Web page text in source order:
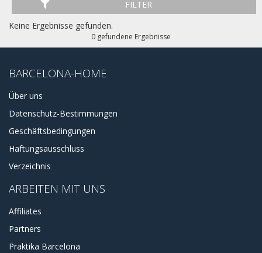
FILTER
Keine Ergebnisse gefunden.
0 gefundene Ergebnisse
BARCELONA-HOME
Über uns
Datenschutz-Bestimmungen
Geschäftsbedingungen
Haftungsausschluss
Verzeichnis
ARBEITEN MIT UNS
Affiliates
Partners
Praktika Barcelona